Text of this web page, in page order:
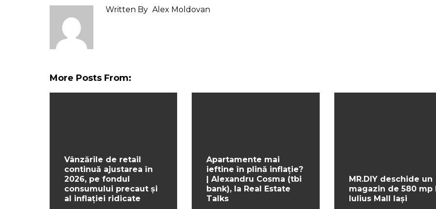
Written By Alex Moldovan
More Posts From:
Vânzările de retail
continuă ajustarea în
2026, pe fondul
consumului precaut și
al inflației ridicate
Apartamente mai
ieftine în plină inflație?
| Alexandru Cosma (tbi
bank), la Real Estate
Talks
MR.DIY deschide un
magazin de 580 mp
Iulius Mall Iași